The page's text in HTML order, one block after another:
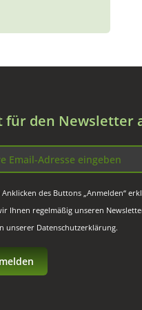
für den Newsletter
Anklicken des Buttons „Anmelden“
Ihnen regelmäßig unseren
unserer Datenschutzerklärung.